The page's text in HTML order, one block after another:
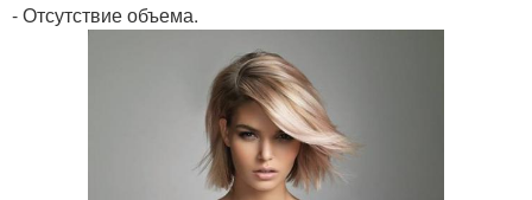
- Отсутствие объема.